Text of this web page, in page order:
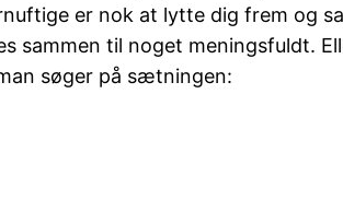
er nok at lytte dig frem og
sammen til noget meningsfuldt.
søger på sætningen: